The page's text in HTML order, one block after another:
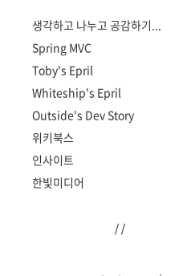
생각하고 나누고 공감하기...
Spring MVC
Toby's Epril
Whiteship's Epril
Outside's Dev Story
위키북스
인사이트
한빛미디어
/ /